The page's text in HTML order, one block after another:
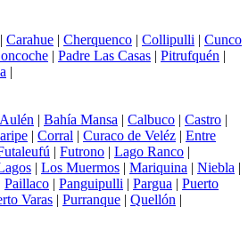
| Carahue | Cherquenco | Collipulli | Cunco
| Padre Las Casas | Pitrufquén |
|
Aulén | Bahía Mansa | Calbuco | Castro |
| Corral | Curaco de Veléz | Entre
| Futrono | Lago Ranco |
| Los Muermos | Mariquina | Niebla |
Paillaco | Panguipulli | Pargua | Puerto
Varas | Purranque | Quellón |